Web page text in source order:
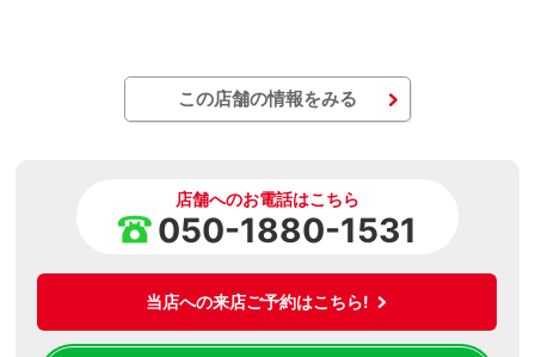
この店舗の情報をみる
店舗へのお電話はこちら
050-1880-1531
当店への来店ご予約はこちら!